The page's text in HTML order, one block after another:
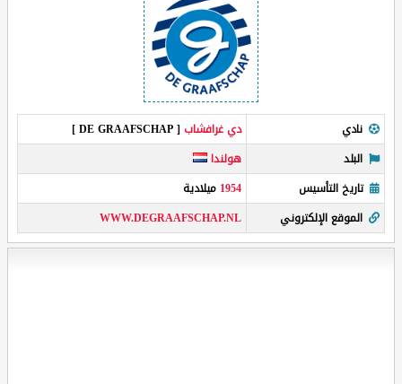
نادي دي غرافشاب [ DE GRAAFSCHAP ]
البلد
هولندا
تاريخ التأسيس
1954 ميلادية
الموقع الإلكتروني
WWW.DEGRAAFSCHAP.NL